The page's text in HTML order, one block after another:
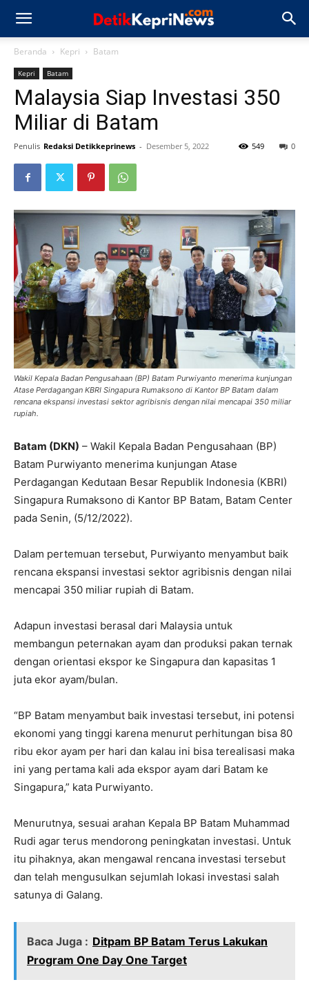
Beranda Kepri Batam
Kepri Batam
Malaysia Siap Investasi 350
Miliar di Batam
Penulis Redaksi Detikkeprinews - Desember 5, 2022 0
549
Wakil Kepala Badan Pengusahaan (BP) Batam Purwiyanto menerima kunjungan
Atase Perdagangan KBRI Singapura Rumaksono di Kantor BP Batam dalam
rencana ekspansi investasi sektor agribisnis dengan nilai mencapai 350 miliar
rupiah.
Batam (DKN) – Wakil Kepala Badan Pengusahaan (BP)
Batam Purwiyanto menerima kunjungan Atase
Perdagangan Kedutaan Besar Republik Indonesia (KBRI)
Singapura Rumaksono di Kantor BP Batam, Batam Center
pada Senin, (5/12/2022).
Dalam pertemuan tersebut, Purwiyanto menyambut baik
rencana ekspansi investasi sektor agribisnis dengan nilai
mencapai 350 miliar rupiah di Batam.
Adapun investasi berasal dari Malaysia untuk
membangun peternakan ayam dan produksi pakan ternak
dengan orientasi ekspor ke Singapura dan kapasitas 1
juta ekor ayam/bulan.
“BP Batam menyambut baik investasi tersebut, ini potensi
ekonomi yang tinggi karena menurut perhitungan bisa 80
ribu ekor ayam per hari dan kalau ini bisa terealisasi maka
ini yang pertama kali ada ekspor ayam dari Batam ke
Singapura,” kata Purwiyanto.
Menurutnya, sesuai arahan Kepala BP Batam Muhammad
Rudi agar terus mendorong peningkatan investasi. Untuk
itu pihaknya, akan mengawal rencana investasi tersebut
dan telah mengusulkan sejumlah lokasi investasi salah
satunya di Galang.
Baca Juga : Ditpam BP Batam Terus Lakukan
Program One Day One Target